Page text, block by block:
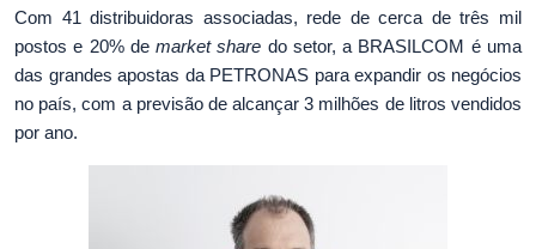
Com 41 distribuidoras associadas, rede de cerca de três mil
postos e 20% demarket share do setor, a BRASILCOM é uma
das grandes apostas da PETRONAS para expandir os negócios
no país, com a previsão de alcançar 3 milhões de litros vendidos
por ano.